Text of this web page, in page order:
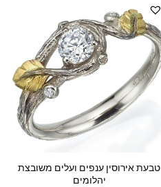
טבעת אירוסין ענפים ועלים משובצת
יהלומים